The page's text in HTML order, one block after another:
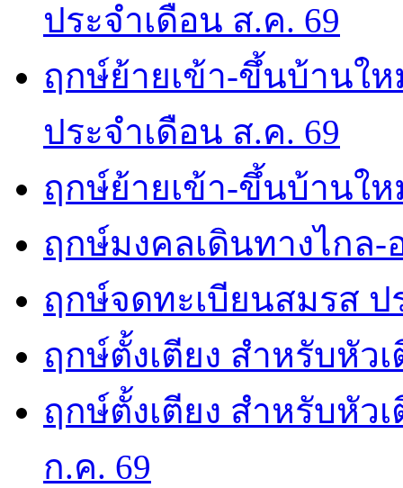
ประจำเดือน ส.ค. 69
ฤกษ์ย้ายเข้า-ขึ้นบ้านใ
ประจำเดือน ส.ค. 69
ฤกษ์ย้ายเข้า-ขึ้นบ้านให
ฤกษ์มงคลเดินทางไกล-
ฤกษ์จดทะเบียนสมรส ป
ฤกษ์ตั้งเตียง สำหรับหัว
ฤกษ์ตั้งเตียง สำหรับหัว
ก.ค. 69